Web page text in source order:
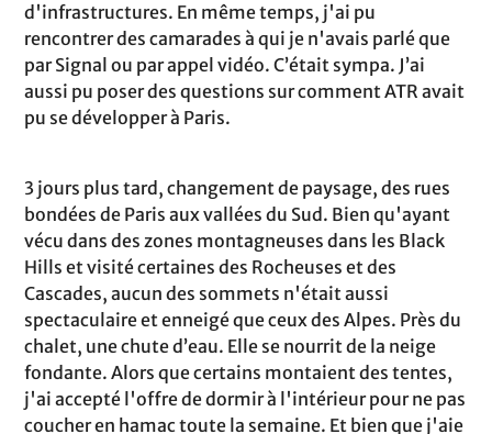
d'infrastructures. En même temps, j'ai pu
rencontrer des camarades à qui je n'avais parlé que
par Signal ou par appel vidéo. C’était sympa. J’ai
aussi pu poser des questions sur comment ATR avait
pu se développer à Paris.
3 jours plus tard, changement de paysage, des rues
bondées de Paris aux vallées du Sud. Bien qu'ayant
vécu dans des zones montagneuses dans les Black
Hills et visité certaines des Rocheuses et des
Cascades, aucun des sommets n'était aussi
spectaculaire et enneigé que ceux des Alpes. Près du
chalet, une chute d’eau. Elle se nourrit de la neige
fondante. Alors que certains montaient des tentes,
j'ai accepté l'offre de dormir à l'intérieur pour ne pas
coucher en hamac toute la semaine. Et bien que j'aie